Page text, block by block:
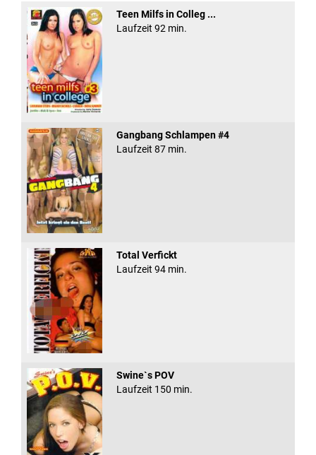
Teen Milfs in Colleg ...
Laufzeit 92 min.
Gangbang Schlampen #4
Laufzeit 87 min.
Total Verfickt
Laufzeit 94 min.
Swine`s POV
Laufzeit 150 min.